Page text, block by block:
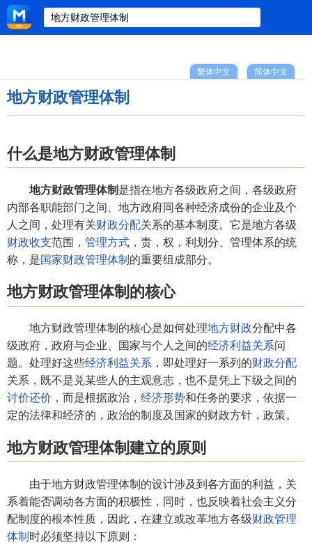
简体中文
繁体中文
地方财政管理体制
什么是地方财政管理体制
地方财政管理体制 是指在地方各级政府之间，各级政府
内部各职能部门之间、地方政府同各种经济成份的企业及个
人之间，处理有关财政分配关系的基本制度。它是地方各级
财政收支范围， 管理方式 ，责，权，利划分、管理体系的统
称，是国家财政管理体制 的重要组成部分。
地方财政管理体制的核心
地方财政管理体制的核心是如何处理地方财政分配中各
级政府，政府与企业、国家与个人之间的经济利益关系问
题。处理好这些经济利益关系 ，即处理好一系列的财政分配
关系，既不是兑某些人的主观意志，也不是凭上下级之间的
讨价还价 ，而是根据政治， 经济形势和任务的要求，依据一
定的法律和经济的，政治的制度及国家的财政方针，政策。
地方财政管理体制建立的原则
由于地方财政管理体制的设计涉及到各方面的利益，关
系着能否调动各方面的积极性，同时，也反映着社会主义分
配制度的根本性质，因此，在建立或改革地方各级财政管理
体制 时必须坚持以下原则：